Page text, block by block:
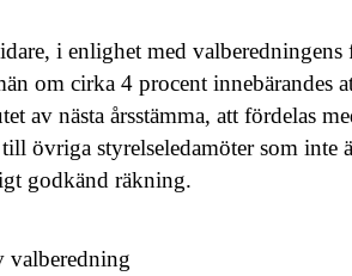
i enlighet med
om cirka 4 procent innebärandes
av nästa årsstämma, att fördelas
övriga styrelseledamöter som inte
godkänd räkning.
valberedning